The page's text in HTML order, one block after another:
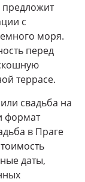
предложит
с
моря.
перед
террасе.
свадьба на
формат
в Праге
даты,